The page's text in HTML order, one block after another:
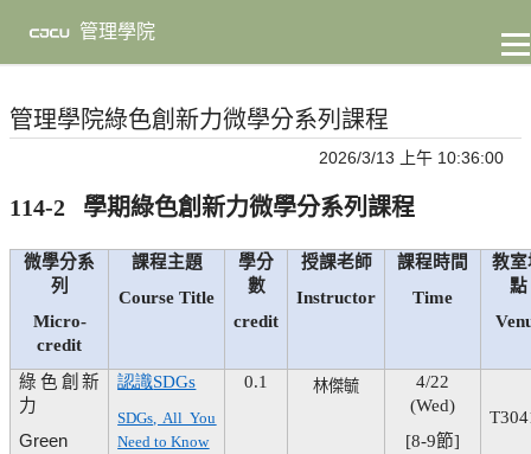
主
容
管理學院
管理學院綠色創新力微學分系列課程
2026/3/13 上午 10:36:00
114-2 學期綠色創新力微學分系列課程
微學分系
列
Micro-
credit
課程主題
Course Title
學分
數
credit
授課老師
Instructor
課程時間
Time
教室
點
綠色創新
力
Green
認識SDGs
SDGs, All You
Need to Know
0.1 林傑毓
4/22
(Wed)
[8-9節]